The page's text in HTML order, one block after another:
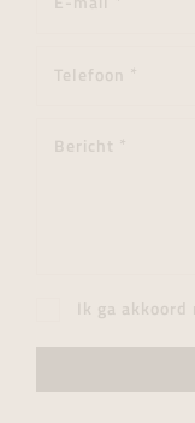
Ik ga akkoord